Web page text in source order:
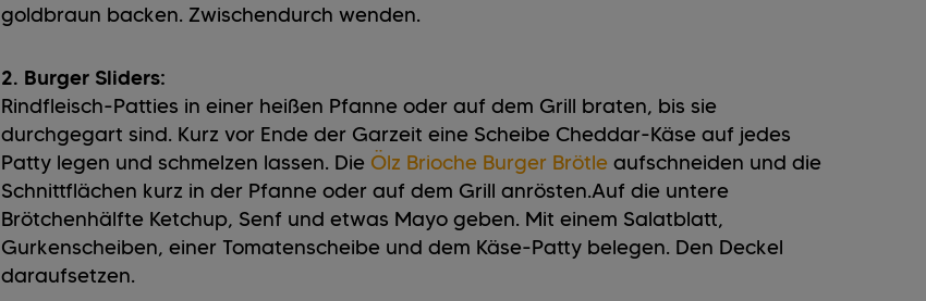
goldbraun backen. Zwischendurch wenden.
2. Burger Sliders:
Rindfleisch-Patties in einer heißen Pfanne oder auf dem Grill braten, bis sie
durchgegart sind. Kurz vor Ende der Garzeit eine Scheibe Cheddar-Käse auf jedes
Patty legen und schmelzen lassen. Die Ölz Brioche Burger Brötle aufschneiden und die
Schnittflächen kurz in der Pfanne oder auf dem Grill anrösten.Auf die untere
Brötchenhälfte Ketchup, Senf und etwas Mayo geben. Mit einem Salatblatt,
Gurkenscheiben, einer Tomatenscheibe und dem Käse-Patty belegen. Den Deckel
daraufsetzen.